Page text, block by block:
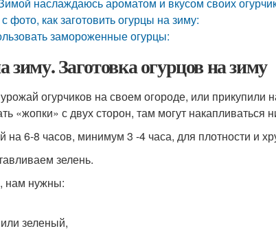
фото, как заготовить огурцы на зиму:
замороженные огурцы:
Заготовка огурцов на зиму
огурчиков на своем огороде, или прикупили
«жопки» с двух сторон, там могут накапливаться
6-8 часов, минимум 3 -4 часа, для плотности и
зелень.
нам нужны:
зеленый,